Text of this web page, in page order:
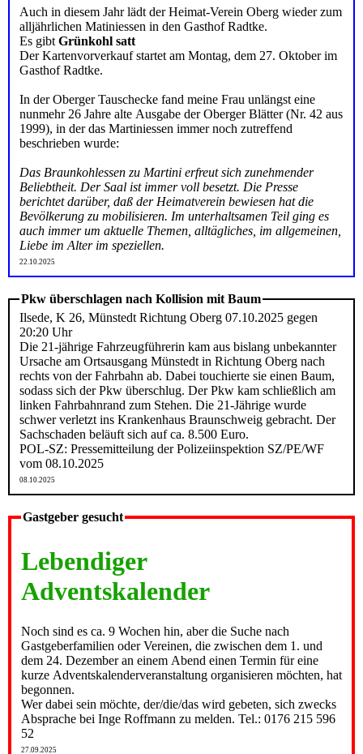
Auch in diesem Jahr lädt der Heimat-Verein Oberg wieder zum
alljährlichen Matiniessen in den Gasthof Radtke.
Es gibt Grünkohl satt
Der Kartenvorverkauf startet am Montag, dem 27. Oktober im
Gasthof Radtke.
In der Oberger Tauschecke fand meine Frau unlängst eine
nunmehr 26 Jahre alte Ausgabe der Oberger Blätter (Nr. 42 aus
1999), in der das Martiniessen immer noch zutreffend
beschrieben wurde:
Das Braunkohlessen zu Martini erfreut sich zunehmender
Beliebtheit. Der Saal ist immer voll besetzt. Die Presse
berichtet darüber, daß der Heimatverein bewiesen hat die
Bevölkerung zu mobilisieren. Im unterhaltsamen Teil ging es
auch immer um aktuelle Themen, alltägliches, im allgemeinen,
Liebe im Alter im speziellen.
22.10.2025
Pkw überschlagen nach Kollision mit Baum
Ilsede, K 26, Münstedt Richtung Oberg 07.10.2025 gegen
20:20 Uhr
Die 21-jährige Fahrzeugführerin kam aus bislang unbekannter
Ursache am Ortsausgang Münstedt in Richtung Oberg nach
rechts von der Fahrbahn ab. Dabei touchierte sie einen Baum,
sodass sich der Pkw überschlug. Der Pkw kam schließlich am
linken Fahrbahnrand zum Stehen. Die 21-Jährige wurde
schwer verletzt ins Krankenhaus Braunschweig gebracht. Der
Sachschaden beläuft sich auf ca. 8.500 Euro.
POL-SZ: Pressemitteilung der Polizeiinspektion SZ/PE/WF
vom 08.10.2025
08.10.2025
Gastgeber gesucht
Lebendiger
Adventskalender
Noch sind es ca. 9 Wochen hin, aber die Suche nach
Gastgeberfamilien oder Vereinen, die zwischen dem 1. und
dem 24. Dezember an einem Abend einen Termin für eine
kurze Adventskalenderveranstaltung organisieren möchten, hat
begonnen.
Wer dabei sein möchte, der/die/das wird gebeten, sich zwecks
Absprache bei Inge Roffmann zu melden. Tel.: 0176 215 596
52
27.09.2025